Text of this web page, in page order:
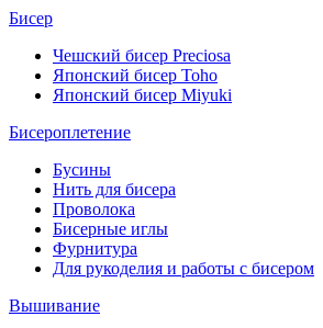
Бисер
Чешский бисер Preciosa
Японский бисер Toho
Японский бисер Miyuki
Бисероплетение
Бусины
Нить для бисера
Проволока
Бисерные иглы
Фурнитура
Для рукоделия и работы с бисером
Вышивание